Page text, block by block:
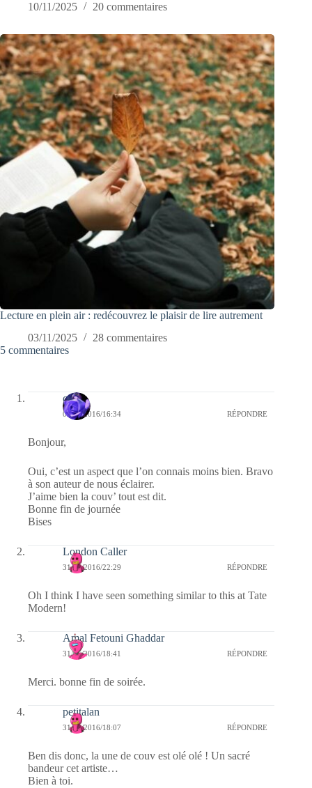
10/11/2025
20 commentaires
Lecture en plein air : redécouvrez le plaisir de lire autrement
03/11/2025
28 commentaires
5 commentaires
covix
01/06/2016/16:34 RÉPONDRE
Bonjour,
Oui, c’est un aspect que l’on connais moins bien. Bravo
à son auteur de nous éclairer.
J’aime bien la couv’ tout est dit.
Bonne fin de journée
Bises
London Caller
31/05/2016/22:29 RÉPONDRE
Oh I think I have seen something similar to this at Tate
Modern!
Amal Fetouni Ghaddar
31/05/2016/18:41 RÉPONDRE
Merci. bonne fin de soirée.
petitalan
31/05/2016/18:07 RÉPONDRE
Ben dis donc, la une de couv est olé olé ! Un sacré
bandeur cet artiste…
Bien à toi.